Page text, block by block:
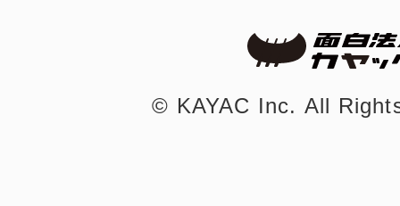
©︎ KAYAC Inc. All